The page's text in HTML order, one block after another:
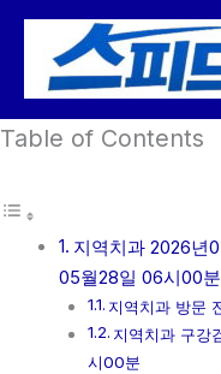
건
뛰
Table of Contents
지역치과 2026년
05월28일 06시00분
지역치과 방문
지역치과 구강
시00분